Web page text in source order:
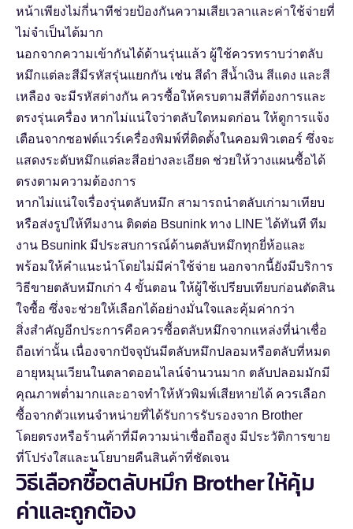
หน้าเพียงไม่กี่นาทีช่วยป้องกันความเสียเวลาและค่าใช้จ่ายที่
ไม่จำเป็นได้มาก
นอกจากความเข้ากันได้ด้านรุ่นแล้ว ผู้ใช้ควรทราบว่าตลับ
หมึกแต่ละสีมีรหัสรุ่นแยกกัน เช่น สีดำ สีน้ำเงิน สีแดง และสี
เหลือง จะมีรหัสต่างกัน ควรซื้อให้ครบตามสีที่ต้องการและ
ตรงรุ่นเครื่อง หากไม่แน่ใจว่าตลับใดหมดก่อน ให้ดูการแจ้ง
เตือนจากซอฟต์แวร์เครื่องพิมพ์ที่ติดตั้งในคอมพิวเตอร์ ซึ่งจะ
แสดงระดับหมึกแต่ละสีอย่างละเอียด ช่วยให้วางแผนซื้อได้
ตรงตามความต้องการ
หากไม่แน่ใจเรื่องรุ่นตลับหมึก สามารถนำตลับเก่ามาเทียบ
หรือส่งรูปให้ทีมงาน ติดต่อ Bsunink ทาง LINE ได้ทันที ทีม
งาน Bsunink มีประสบการณ์ด้านตลับหมึกทุกยี่ห้อและ
พร้อมให้คำแนะนำโดยไม่มีค่าใช้จ่าย นอกจากนี้ยังมีบริการ
วิธีขายตลับหมึกเก่า 4 ขั้นตอน ให้ผู้ใช้เปรียบเทียบก่อนตัดสิน
ใจซื้อ ซึ่งจะช่วยให้เลือกได้อย่างมั่นใจและคุ้มค่ากว่า
สิ่งสำคัญอีกประการคือควรซื้อตลับหมึกจากแหล่งที่น่าเชื่อ
ถือเท่านั้น เนื่องจากปัจจุบันมีตลับหมึกปลอมหรือตลับที่หมด
อายุหมุนเวียนในตลาดออนไลน์จำนวนมาก ตลับปลอมมักมี
คุณภาพต่ำมากและอาจทำให้หัวพิมพ์เสียหายได้ ควรเลือก
ซื้อจากตัวแทนจำหน่ายที่ได้รับการรับรองจาก Brother
โดยตรงหรือร้านค้าที่มีความน่าเชื่อถือสูง มีประวัติการขาย
ที่โปร่งใสและนโยบายคืนสินค้าที่ชัดเจน
วิธีเลือกซื้อตลับหมึก Brother ให้คุ้ม
ค่าและถูกต้อง